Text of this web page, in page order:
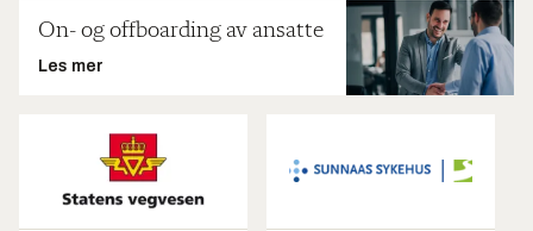
On- og offboarding av ansatte
Les mer